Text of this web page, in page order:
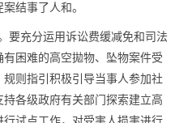
结事了人和。
要充分运用诉讼费缓减免和司法
困难的高空拋物、坠物案件受
则指引积极引导当事人参加社
各级政府有关部门探索建立高